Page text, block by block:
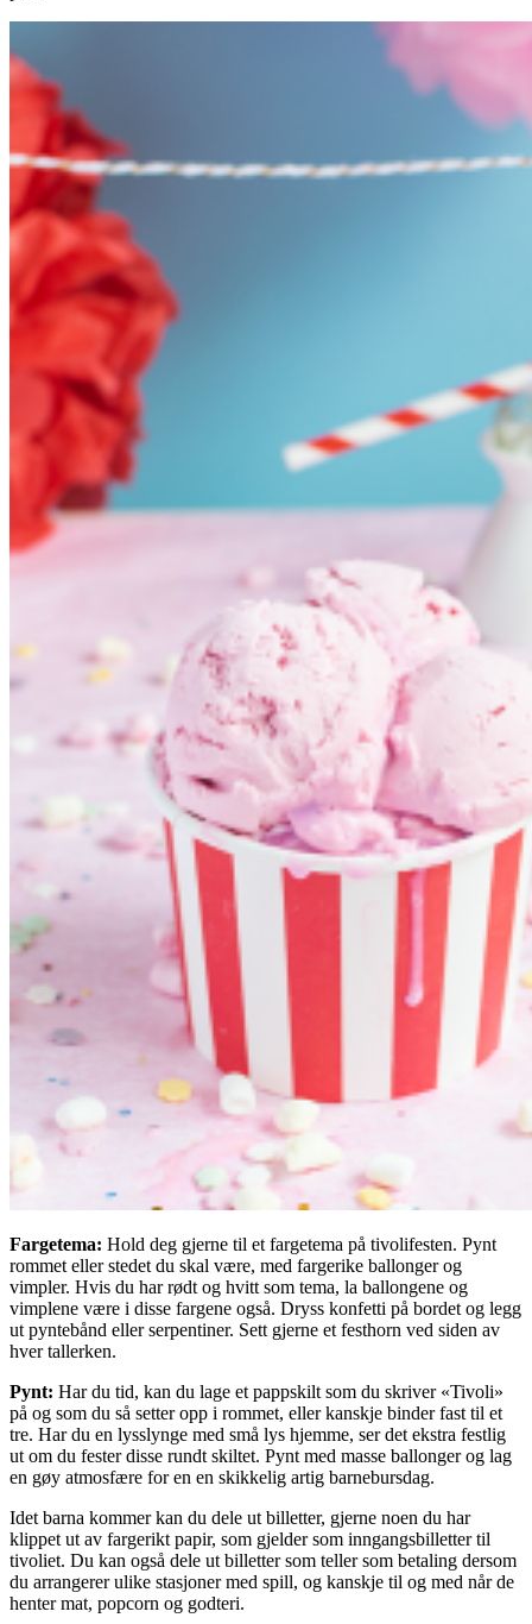
Fargetema: Hold deg gjerne til et fargetema på tivolifesten. Pynt
rommet eller stedet du skal være, med fargerike ballonger og
vimpler. Hvis du har rødt og hvitt som tema, la ballongene og
vimplene være i disse fargene også. Dryss konfetti på bordet og legg
ut pyntebånd eller serpentiner. Sett gjerne et festhorn ved siden av
hver tallerken.
Pynt: Har du tid, kan du lage et pappskilt som du skriver «Tivoli»
på og som du så setter opp i rommet, eller kanskje binder fast til et
tre. Har du en lysslynge med små lys hjemme, ser det ekstra festlig
ut om du fester disse rundt skiltet. Pynt med masse ballonger og lag
en gøy atmosfære for en en skikkelig artig barnebursdag.
Idet barna kommer kan du dele ut billetter, gjerne noen du har
klippet ut av fargerikt papir, som gjelder som inngangsbilletter til
tivoliet. Du kan også dele ut billetter som teller som betaling dersom
du arrangerer ulike stasjoner med spill, og kanskje til og med når de
henter mat, popcorn og godteri.